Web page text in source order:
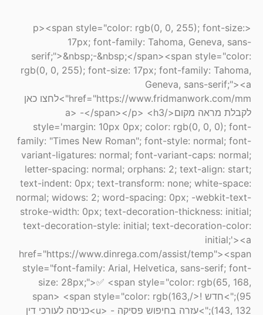
<p><span style="color: rgb(0, 0, 255); font-size:
17px; font-family: Tahoma, Geneva, sans-
serif;">&nbsp;-&nbsp;</span><span style="color:
rgb(0, 0, 255); font-size: 17px; font-family: Tahoma,
Geneva, sans-serif;"><a
href="https://www.fridmanwork.com/mm">לחצו כאן
לקבלת מראה מקום</a> -</span></p> <h3
style='margin: 10px 0px; color: rgb(0, 0, 0); font-
family: "Times New Roman"; font-style: normal; font-
variant-ligatures: normal; font-variant-caps: normal;
letter-spacing: normal; orphans: 2; text-align: start;
text-indent: 0px; text-transform: none; white-space:
normal; widows: 2; word-spacing: 0px; -webkit-text-
stroke-width: 0px; text-decoration-thickness: initial;
text-decoration-style: initial; text-decoration-color:
initial;'><a
href="https://www.dinrega.com/assist/temp"><span
style="font-family: Arial, Helvetica, sans-serif; font-
size: 28px;">✅ <span style="color: rgb(65, 168,
95);">חדש !</span> <span style="color: rgb(163,
143, 132);">עזרה בחיפוש פסיקה - <u>כניסה לעורכי דין